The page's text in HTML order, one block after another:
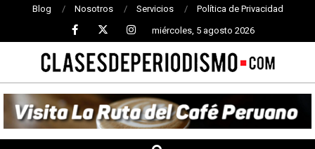
Blog Nosotros Servicios Política de Privacidad
miércoles, 5 agosto 2026
CLASES
DE
PERIODISMO